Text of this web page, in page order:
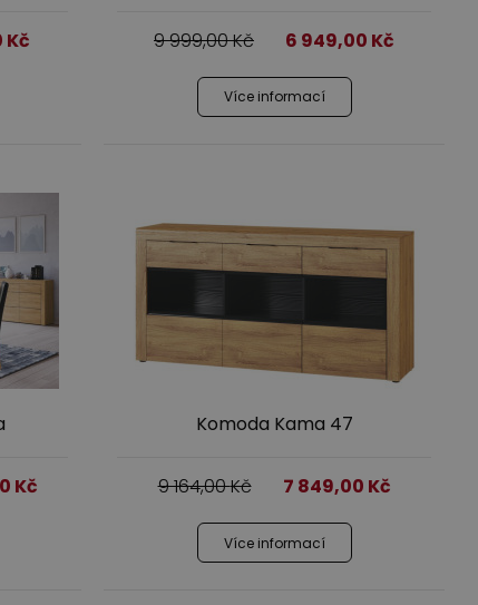
Kč 9 999,00Kč 6 949,00 Kč
Více informací
Kč
Komoda Kama 47
9 164,00Kč 7 849,00 Kč
Více informací